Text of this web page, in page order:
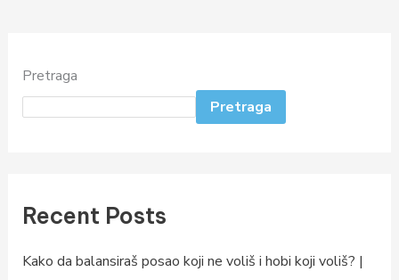
Pretraga
Pretraga
Recent Posts
Kako da balansiraš posao koji ne voliš i hobi koji voliš? |